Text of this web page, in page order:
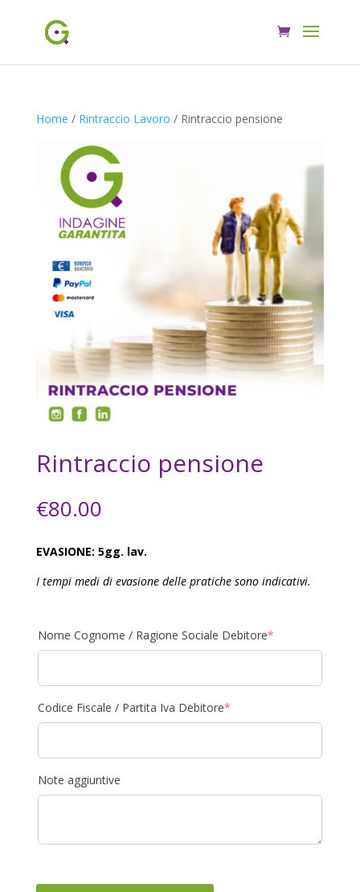
Home / Rintraccio Lavoro / Rintraccio pensione
Rintraccio pensione
€80.00
EVASIONE: 5gg. lav.
I tempi medi di evasione delle pratiche sono indicativi.
Nome Cognome / Ragione Sociale Debitore*(required)
Codice Fiscale / Partita Iva Debitore*(required)
Note aggiuntive